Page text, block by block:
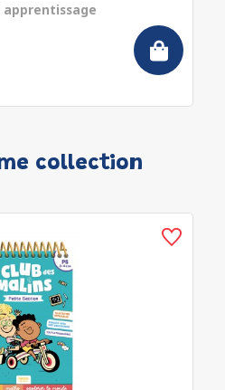
collection